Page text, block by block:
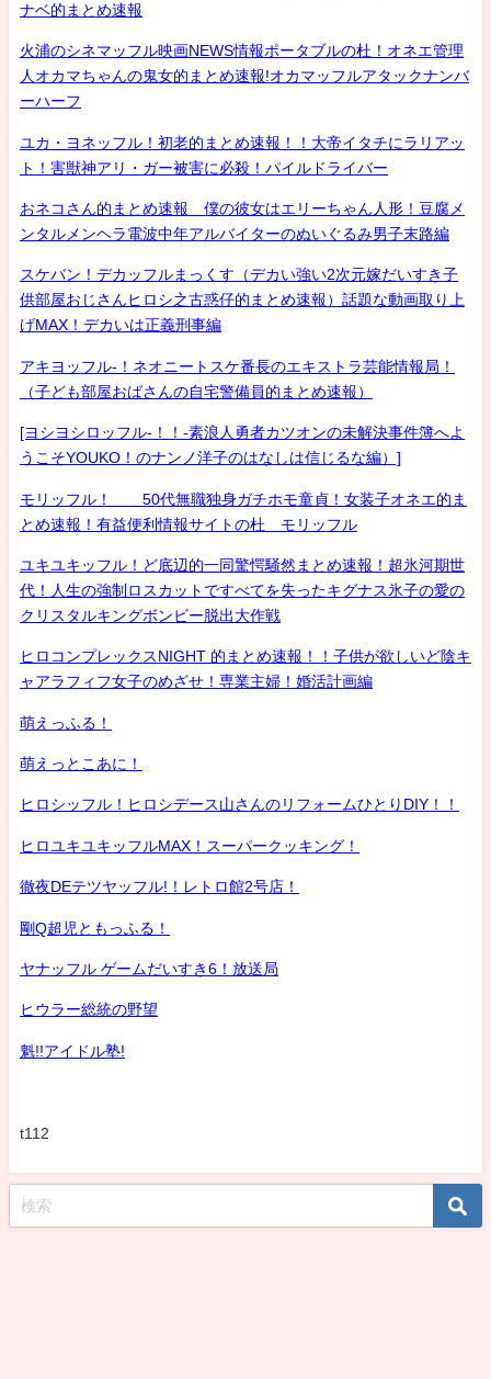
ナベ的まとめ速報
火浦のシネマッフル映画NEWS情報ポータブルの杜！オネエ管理
人オカマちゃんの鬼女的まとめ速報!オカマッフルアタックナンバ
ーハーフ
ユカ・ヨネッフル！初老的まとめ速報！！大帝イタチにラリアッ
ト！害獣神アリ・ガー被害に必殺！パイルドライバー
おネコさん的まとめ速報 僕の彼女はエリーちゃん人形！豆腐メ
ンタルメンヘラ電波中年アルバイターのぬいぐるみ男子末路編
スケバン！デカッフルまっくす（デカい強い2次元嫁だいすき子
供部屋おじさんヒロシ之古惑仔的まとめ速報）話題な動画取り上
げMAX！デカいは正義刑事編
アキヨッフル-！ネオニートスケ番長のエキストラ芸能情報局！
（子ども部屋おばさんの自宅警備員的まとめ速報）
[ヨシヨシロッフル-！！-素浪人勇者カツオンの未解決事件簿へよ
うこそYOUKO！のナンノ洋子のはなしは信じるな編）]
モリッフル！ 50代無職独身ガチホモ童貞！女装子オネエ的ま
とめ速報！有益便利情報サイトの杜 モリッフル
ユキユキッフル！ど底辺的一同驚愕騒然まとめ速報！超氷河期世
代！人生の強制ロスカットですべてを失ったキグナス氷子の愛の
クリスタルキングボンビー脱出大作戦
ヒロコンプレックスNIGHT 的まとめ速報！！子供が欲しいど陰キ
ャアラフィフ女子のめざせ！専業主婦！婚活計画編
萌えっふる！
萌えっとこあに！
ヒロシッフル！ヒロシデース山さんのリフォームひとりDIY！！
ヒロユキユキッフルMAX！スーパークッキング！
徹夜DEテツヤッフル!！レトロ館2号店！
剛Q超児ともっふる！
ヤナッフル ゲームだいすき6！放送局
ヒウラー総統の野望
魁!!アイドル塾!
t112